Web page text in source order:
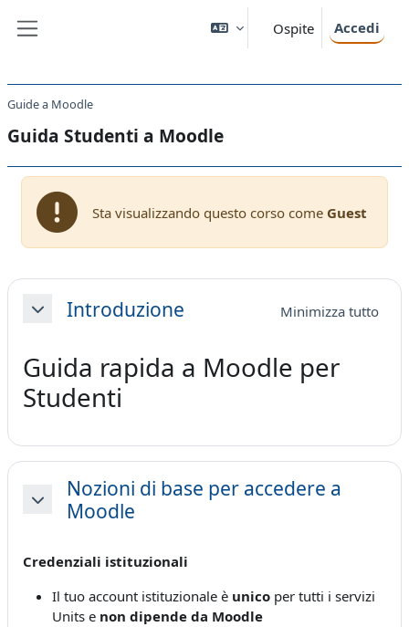
Ospite Accedi
Guide a Moodle
Guida Studenti a Moodle
Sta visualizzando questo corso come Guest
Schema della sezione
MinimizzaIntroduzione Minimizza tutto
Guida rapida a Moodle per
Studenti
Minimizza
Nozioni di base per accedere a
Moodle
Credenziali istituzionali
Il tuo account istituzionale è unico per tutti i servizi
Units e non dipende da Moodle